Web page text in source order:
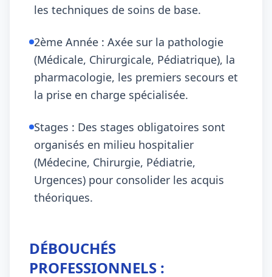
les techniques de soins de base.
2ème Année : Axée sur la pathologie
(Médicale, Chirurgicale, Pédiatrique), la
pharmacologie, les premiers secours et
la prise en charge spécialisée.
Stages : Des stages obligatoires sont
organisés en milieu hospitalier
(Médecine, Chirurgie, Pédiatrie,
Urgences) pour consolider les acquis
théoriques.
DÉBOUCHÉS
PROFESSIONNELS :